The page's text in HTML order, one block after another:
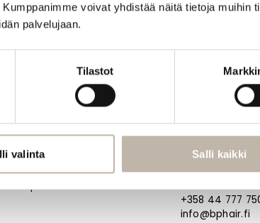
voivat yhdistää näitä tietoja muihin
palvelujaan.
Tilastot
valinta Salli kaikki
tili
BPHAIR OY
Noutotukku
90240 Oulu
+358 44 777
info@bphair.fi